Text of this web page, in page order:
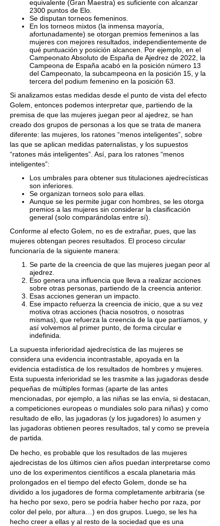
equivalente (Gran Maestra) es suficiente con alcanzar
2300 puntos de Elo.
Se disputan torneos femeninos.
En los torneos mixtos (la inmensa mayoría,
afortunadamente) se otorgan premios femeninos a las
mujeres con mejores resultados, independientemente de
qué puntuación y posición alcancen. Por ejemplo, en el
Campeonato Absoluto de España de Ajedrez de 2022, la
Campeona de España acabó en la posición número 13
del Campeonato, la subcampeona en la posición 15, y la
tercera del podium femenino en la posición 63.
Si analizamos estas medidas desde el punto de vista del efecto
Golem, entonces podemos interpretar que, partiendo de la
premisa de que las mujeres juegan peor al ajedrez, se han
creado dos grupos de personas a los que se trata de manera
diferente: las mujeres, los ratones “menos inteligentes”, sobre
las que se aplican medidas paternalistas, y los supuestos
“ratones más inteligentes”. Así, para los ratones “menos
inteligentes”:
Los umbrales para obtener sus titulaciones ajedrecísticas
son inferiores.
Se organizan torneos solo para ellas.
Aunque se les permite jugar con hombres, se les otorga
premios a las mujeres sin considerar la clasificación
general (solo comparándolas entre sí).
Conforme al efecto Golem, no es de extrañar, pues, que las
mujeres obtengan peores resultados. El proceso circular
funcionaría de la siguiente manera:
Se parte de la creencia de que las mujeres juegan peor al
ajedrez.
Eso genera una influencia que lleva a realizar acciones
sobre otras personas, partiendo de la creencia anterior.
Esas acciones generan un impacto.
Ese impacto refuerza la creencia de inicio, que a su vez
motiva otras acciones (hacia nosotros, o nosotras
mismas), que refuerza la creencia de la que partíamos, y
así volvemos al primer punto, de forma circular e
indefinida.
La supuesta inferioridad ajedrecística de las mujeres se
considera una evidencia incontrastable, apoyada en la
evidencia estadística de los resultados de hombres y mujeres.
Esta supuesta inferioridad se les trasmite a las jugadoras desde
pequeñas de múltiples formas (aparte de las antes
mencionadas, por ejemplo, a las niñas se las envía, si destacan,
a competiciones europeas o mundiales solo para niñas) y como
resultado de ello, las jugadoras (y los jugadores) lo asumen y
las jugadoras obtienen peores resultados, tal y como se preveía
de partida.
De hecho, es probable que los resultados de las mujeres
ajedrecistas de los últimos cien años puedan interpretarse como
uno de los experimentos científicos a escala planetaria más
prolongados en el tiempo del efecto Golem, donde se ha
dividido a los jugadores de forma completamente arbitraria (se
ha hecho por sexo, pero se podría haber hecho por raza, por
color del pelo, por altura…) en dos grupos. Luego, se les ha
hecho creer a ellas y al resto de la sociedad que es una